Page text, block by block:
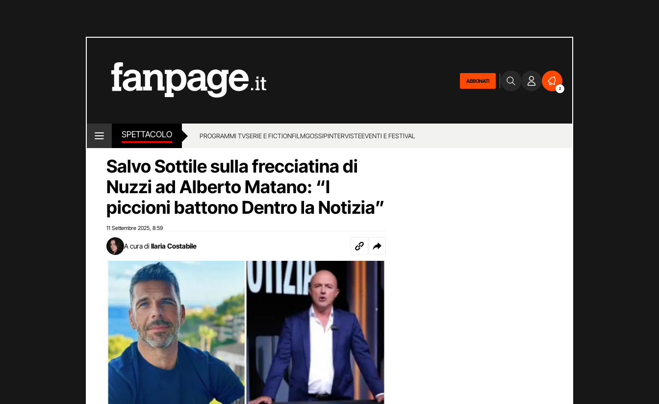
ABBONATI
2
SPETTACOLO PROGRAMMI TVSERIE E FICTIONFILMGOSSIPINTERVISTEEVENTI E FESTIVAL
Salvo Sottile sulla frecciatina di
Nuzzi ad Alberto Matano: “I
piccioni battono Dentro la Notizia”
11 Settembre 2025 8:59
A cura di Ilaria Costabile